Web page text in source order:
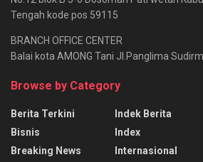
Tengah kode pos 59115
BRANCH OFFICE CENTER
Balai kota AMONG Tani Jl.Panglima
Browse by Category
Berita Terkini
Bisnis
Breaking News
Indek Berita
Index
Internasional